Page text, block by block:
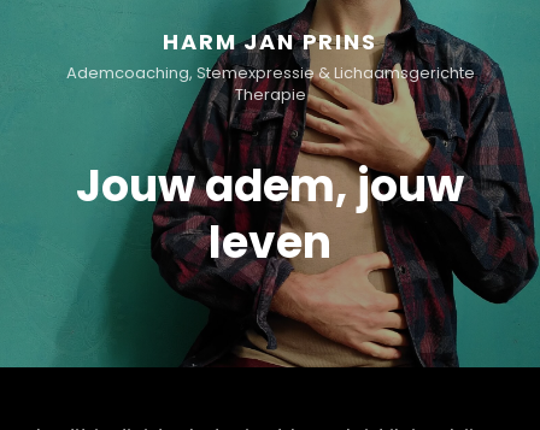
HARM JAN PRINS
Ademcoaching, Stemexpressie & Lichaamsgerichte
Therapie
Jouw adem, jouw
leven